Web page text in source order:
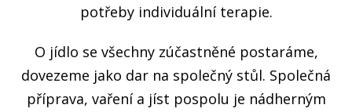
potřeby individuální terapie.
O jídlo se všechny zúčastněné postaráme,
dovezeme jako dar na společný stůl. Společná
příprava, vaření a jíst pospolu je nádherným